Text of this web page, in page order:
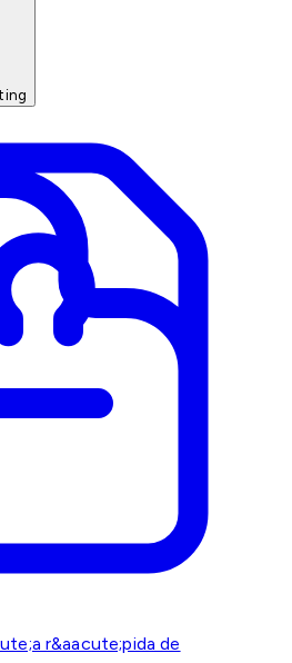
r&aacute;pida de